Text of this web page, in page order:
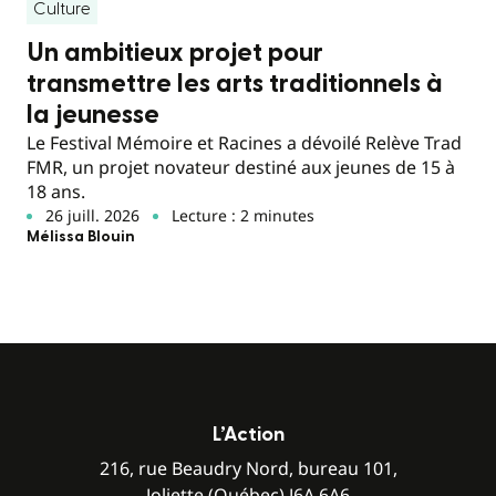
Culture
Un ambitieux projet pour
transmettre les arts traditionnels à
la jeunesse
Le Festival Mémoire et Racines a dévoilé Relève Trad
FMR, un projet novateur destiné aux jeunes de 15 à
18 ans.
26 juill. 2026 Lecture : 2 minutes
Mélissa Blouin
L’Action
216, rue Beaudry Nord, bureau 101,